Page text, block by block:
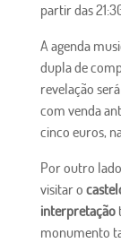
partir das
A agenda
dupla de
revelação
com venda
cinco euros,
Por outro
visitar o
interpretação
monumento